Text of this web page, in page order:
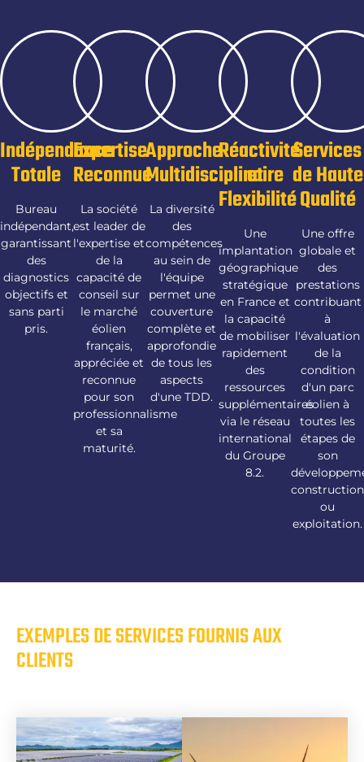
Indépendance
Totale
Bureau
indépendant,
garantissant
des
diagnostics
objectifs et
sans parti
pris.
Expertise
Reconnue
La société
est leader de
l'expertise et
de la
capacité de
conseil sur
le marché
éolien
français,
appréciée et
reconnue
pour son
professionnalisme
et sa
maturité.
Approche
Multidisciplinaire
La diversité
des
compétences
au sein de
l'équipe
permet une
couverture
complète et
approfondie
de tous les
aspects
d'une TDD.
Réactivité
et
Flexibilité
Une
implantation
géographique
stratégique
en France et
la capacité
de mobiliser
rapidement
des
ressources
supplémentaires
via le réseau
international
du Groupe
8.2.
Services
de Haute
Qualité
Une offre
globale et
des
prestations
contribuant
à
l'évaluation
de la
condition
d'un parc
éolien à
toutes les
étapes de
son
construction
ou
exploitation.
EXEMPLES DE SERVICES FOURNIS AUX
CLIENTS